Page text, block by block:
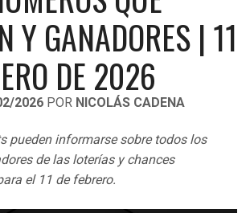
MX
LEAGUE
Y GANADORES | 11
DE 2026
2026 POR NICOLÁS CADENA
pueden informarse sobre todos los
de las loterías y chances
el 11 de febrero.